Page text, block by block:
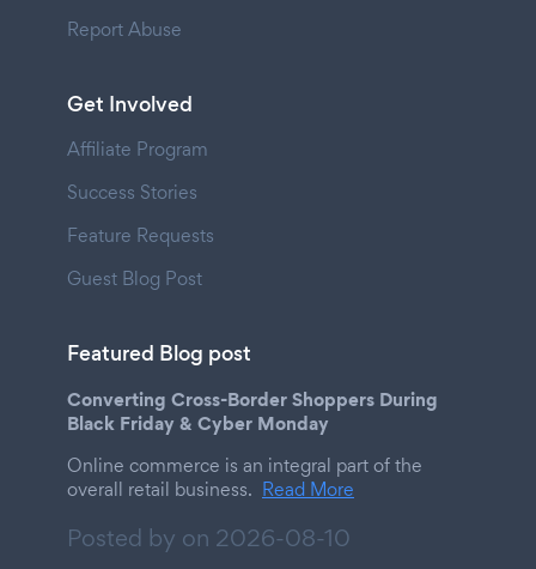
Report Abuse
Get Involved
Affiliate Program
Success Stories
Feature Requests
Guest Blog Post
Featured Blog post
Converting Cross-Border Shoppers During
Black Friday & Cyber Monday
Online commerce is an integral part of the
overall retail business. Read More
Posted by on 2026-08-10